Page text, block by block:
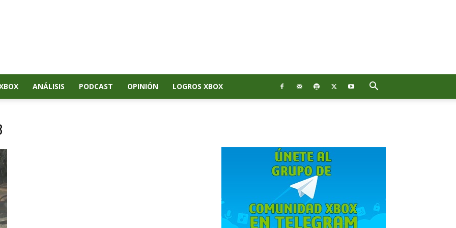
ANÁLISIS PODCAST OPINIÓN LOGROS XBOX